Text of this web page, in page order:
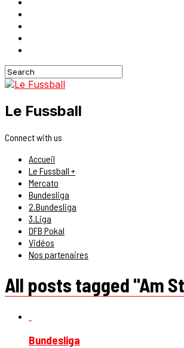
Le Fussball
Connect with us
Accueil
Le Fussball +
Mercato
Bundesliga
2.Bundesliga
3.Liga
DFB Pokal
Vidéos
Nos partenaires
All posts tagged "Am
Bundesliga